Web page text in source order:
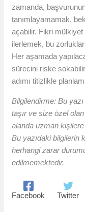
zamanda,
tanımlayamamak,
açabilir. Fikri mülkiyet
ilerlemek, bu
Her aşamada
sürecini riske
adımı titizlikle
Bilgilendirme: Bu
taşır ve size özel
alanda uzman
Bu yazıdaki bilgilerin
herhangi zarar
edilmemektedir.
Facebook Twitter